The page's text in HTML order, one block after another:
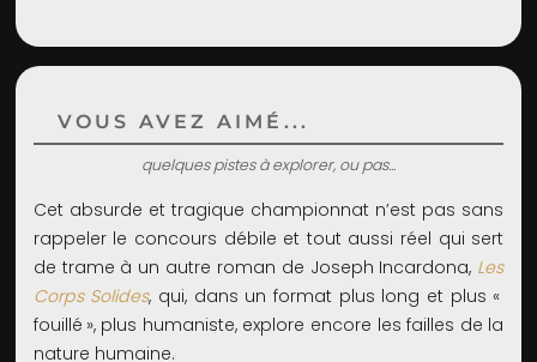
VOUS AVEZ AIMÉ...
quelques pistes à explorer, ou pas...
Cet absurde et tragique championnat n’est pas sans
rappeler le concours débile et tout aussi réel qui sert
de trame à un autre roman de Joseph Incardona, Les
Corps Solides, qui, dans un format plus long et plus «
fouillé », plus humaniste, explore encore les failles de la
nature humaine.